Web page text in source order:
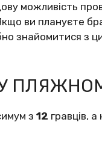
можливість
ви плануєте
знайомитися з
з 12 гравців,